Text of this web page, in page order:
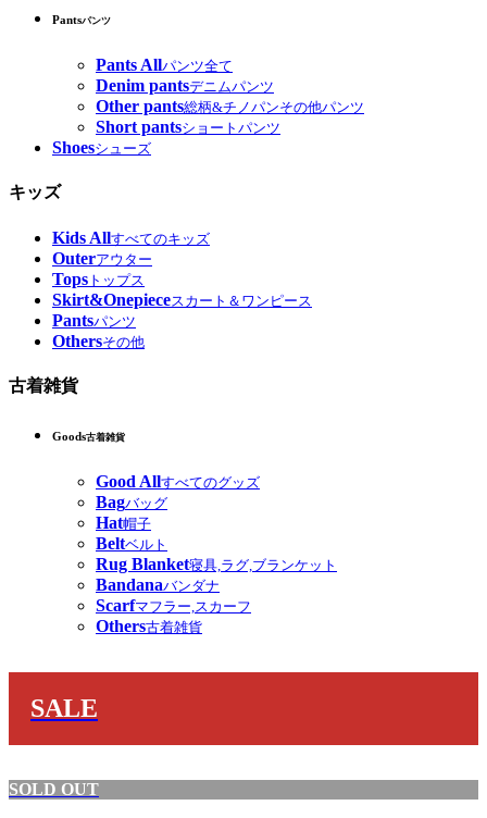
Pantsパンツ
Pants Allパンツ全て
Denim pantsデニムパンツ
Other pants総柄&チノパンその他パンツ
Short pantsショートパンツ
Shoesシューズ
キッズ
Kids Allすべてのキッズ
Outerアウター
Tops トップス
Skirt&Onepieceスカート＆ワンピース
Pantsパンツ
Othersその他
古着雑貨
Goods古着雑貨
Good Allすべてのグッズ
Bagバッグ
Hat帽子
Beltベルト
Rug Blanket寝具,ラグ,ブランケット
Bandanaバンダナ
Scarfマフラー,スカーフ
Others古着雑貨
SALE
SOLD OUT